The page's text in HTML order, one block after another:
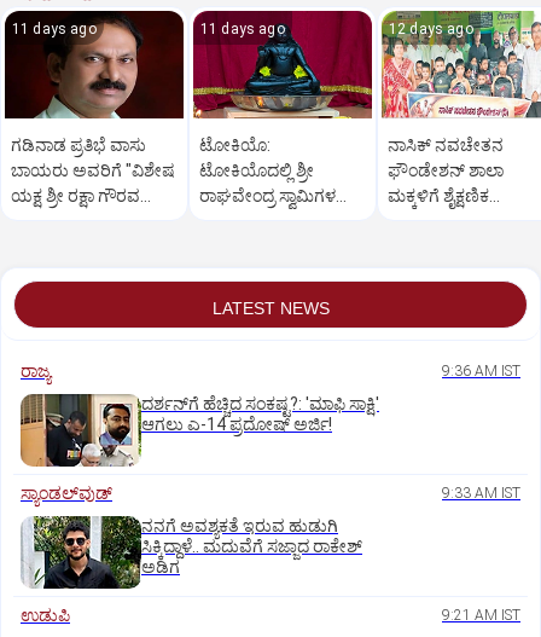
11 days ago
ಗಡಿನಾಡ ಪ್ರತಿಭೆ ವಾಸು
ಬಾಯರು ಅವರಿಗೆ "ವಿಶೇಷ
ಯಕ್ಷ ಶ್ರೀ ರಕ್ಷಾ ಗೌರವ
11 days ago
ಟೋಕಿಯೊ:
ಟೋಕಿಯೊದಲ್ಲಿ ಶ್ರೀ
ರಾಘವೇಂದ್ರ ಸ್ವಾಮಿಗಳ
12 days ago
ನಾಸಿಕ್‌ ನವಚೇತನ
ಫೌಂಡೇಶನ್‌ ಶಾಲಾ
ಮಕ್ಕಳಿಗೆ ಶೈಕ್ಷಣಿಕ
LATEST NEWS
ರಾಜ್ಯ 9:36 AM IST
ದರ್ಶನ್‌ಗೆ ಹೆಚ್ಚಿದ ಸಂಕಷ್ಟ?: 'ಮಾಫಿ ಸಾಕ್ಷಿ'
ಆಗಲು ಎ-14 ಪ್ರದೋಷ್ ಅರ್ಜಿ!
ಸ್ಯಾಂಡಲ್‌ವುಡ್‌ 9:33 AM IST
ನನಗೆ ಅವಶ್ಯಕತೆ ಇರುವ ಹುಡುಗಿ
ಸಿಕ್ಕಿದ್ದಾಳೆ.. ಮದುವೆಗೆ ಸಜ್ಜಾದ ರಾಕೇಶ್
ಅಡಿಗ
ಉಡುಪಿ 9:21 AM IST